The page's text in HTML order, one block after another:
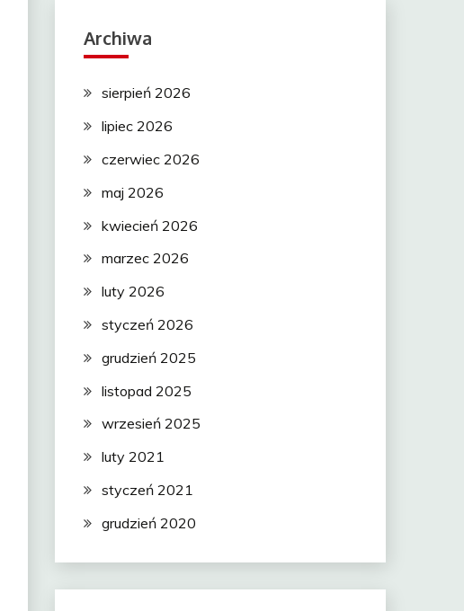
Archiwa
sierpień 2026
lipiec 2026
czerwiec 2026
maj 2026
kwiecień 2026
marzec 2026
luty 2026
styczeń 2026
grudzień 2025
listopad 2025
wrzesień 2025
luty 2021
styczeń 2021
grudzień 2020